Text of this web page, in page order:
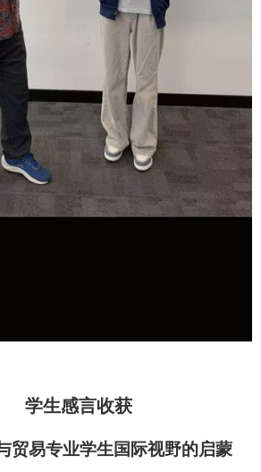
学生感言收获
贸易专业学生国际视野的启蒙